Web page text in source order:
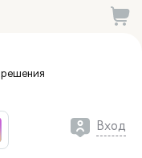
решения
Вход